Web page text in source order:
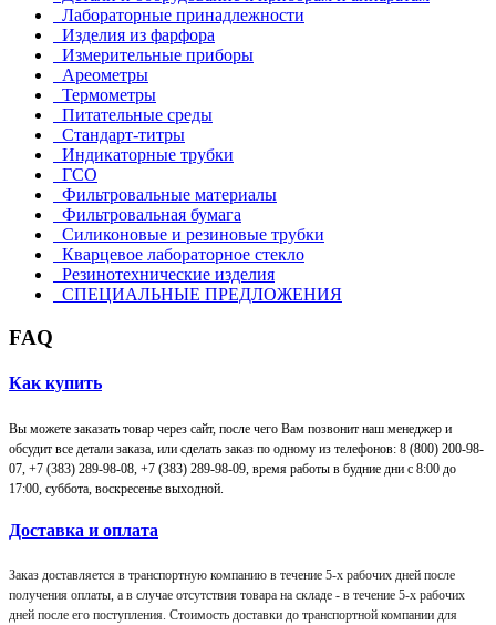
Лабораторные принадлежности
Изделия из фарфора
Измерительные приборы
Ареометры
Термометры
Питательные среды
Стандарт-титры
Индикаторные трубки
ГСО
Фильтровальные материалы
Фильтровальная бумага
Силиконовые и резиновые трубки
Кварцевое лабораторное стекло
Резинотехнические изделия
СПЕЦИАЛЬНЫЕ ПРЕДЛОЖЕНИЯ
FAQ
Как купить
Вы можете заказать товар через сайт, после чего Вам позвонит наш менеджер и
обсудит все детали заказа, или сделать заказ по одному из телефонов: 8 (800) 200-98-
07, +7 (383) 289-98-08, +7 (383) 289-98-09, время работы в будние дни с 8:00 до
17:00, суббота, воскресенье выходной.
Доставка и оплата
Заказ доставляется в транспортную компанию в течение 5-х рабочих дней после
получения оплаты, а в случае отсутствия товара на складе - в течение 5-х рабочих
дней после его поступления. Стоимость доставки до транспортной компании для